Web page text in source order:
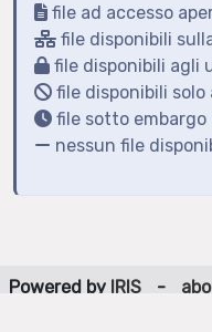
file ad accesso
file disponibili
file disponibili agli
file disponibili
file sotto embargo
nessun file
Powered by IRIS -